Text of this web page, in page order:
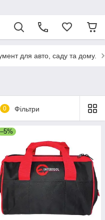
для авто, саду та дому.
0 Фільтри
–5%